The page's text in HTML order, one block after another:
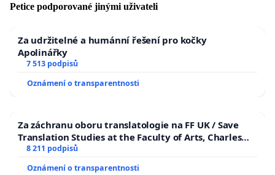
Petice podporované jinými uživateli
Za udržitelné a humánní řešení pro kočky
Apolinářky
7 513 podpisů
Oznámení o transparentnosti
Za záchranu oboru translatologie na FF UK / Save
Translation Studies at the Faculty of Arts, Charles
University
8 211 podpisů
Oznámení o transparentnosti